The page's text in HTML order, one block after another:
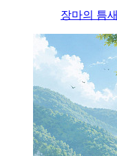
장마의 틈새